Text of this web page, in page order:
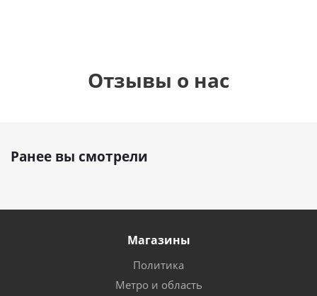
Отзывы о нас
Ранее вы смотрели
Магазины
Политика
Метро и область